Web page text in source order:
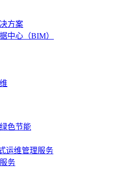
方案
中心（BIM）
色节能
运维管理服务
务